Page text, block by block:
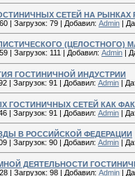
СЕТЕЙ НА
| Загрузок: 79 | Добавил: Admin |
(ЦЕЛОСТНОГО)
| Загрузок: 111 | Добавил: Admin |
ГОСТИНИЧНОЙ ИНДУСТРИИ
| Загрузок: 91 | Добавил: Admin |
ГОСТИНИЧНЫХ СЕТЕЙ КАК
| Загрузок: 91 | Добавил: Admin |
В РОССИЙСКОЙ ФЕДЕРАЦИИ
| Загрузок: 90 | Добавил: Admin |
ДЕЯТЕЛЬНОСТИ
| Загрузок: 98 | Добавил: Admin |